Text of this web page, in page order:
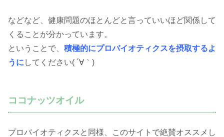
などなど、健康問題のほとんどと言っていいほど関係して
くることが分かっています。
ということで、 積極的にプロバイオティクスを摂取するよ
うに してください( ´∀｀)
ココナッツオイル
プロバイオティクスと同様、このサイトで絶賛オススメし